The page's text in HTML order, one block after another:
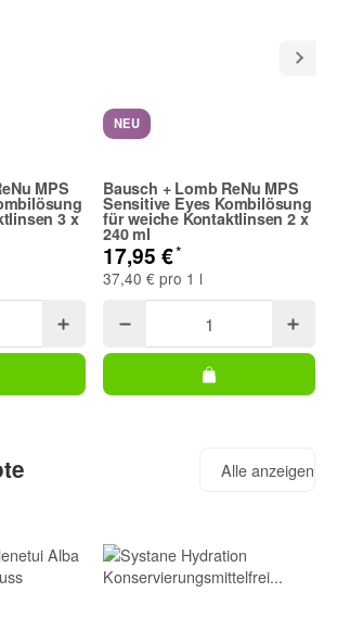
MPS
3 x
NEU
Bausch + Lomb ReNu MPS
Sensitive Eyes Kombilösung
für weiche Kontaktlinsen 2 x
240 ml
17,95 €*
37,40 € pro 1 l
Alle anzeigen